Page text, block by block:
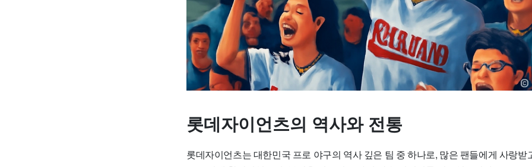
롯데자이언츠의 역사와 전통
롯데자이언츠는 대한민국 프로 야구의 역사 깊은 팀 중 하나로, 많은 팬들에게 사랑받